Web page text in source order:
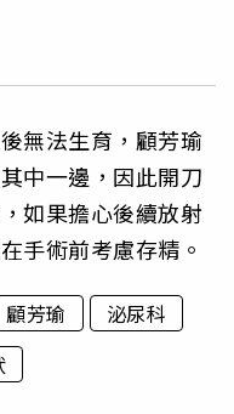
無法生育，顧芳瑜
中一邊，因此開刀
如果擔心後續放射
手術前考慮存精。
顧芳瑜
泌尿科